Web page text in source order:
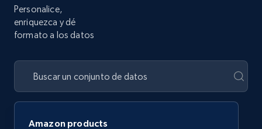
Personalice,
enriquezca y dé
formato a los datos
Amazon products